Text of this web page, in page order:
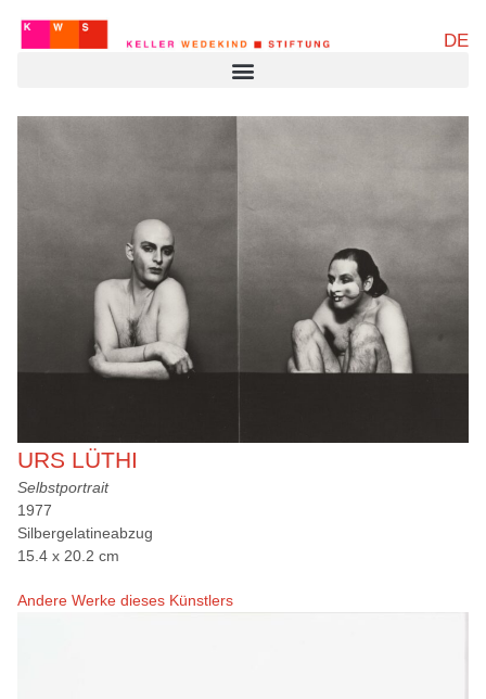
DE
URS LÜTHI
Selbstportrait
1977
Silbergelatineabzug
15.4 x 20.2 cm
Andere Werke dieses Künstlers